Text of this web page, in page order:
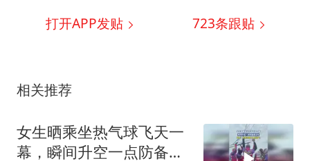
打开APP发贴 723条跟贴
相关推荐
女生晒乘坐热气球飞天一
幕，瞬间升空一点防备都